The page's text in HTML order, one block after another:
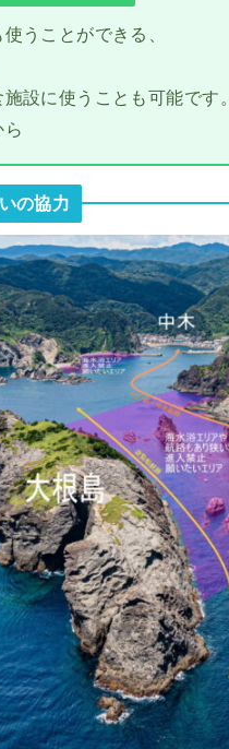
うことができる、
設に使うことも可能です。
の協力